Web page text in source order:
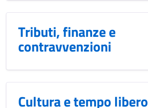
Tributi, finanze e
contravvenzioni
Cultura e tempo libero